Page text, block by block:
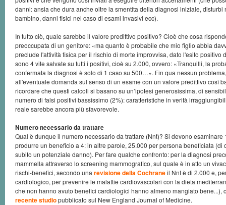
danni: ansia che dura anche oltre la smentita della diagnosi iniziale, disturbi
bambino, danni fisici nel caso di esami invasivi ecc).
In tutto ciò, quale sarebbe il valore predittivo positivo? Cioè che cosa
preoccupata di un genitore: «ma quanto è probabile che mio figlio abbia
preclude l'attività fisica per il rischio di morte improvvisa, dato l'esito positivo
sono 4 vite salvate su tutti i positivi, cioè su 2.000, ovvero: «Tranquilli, la
confermata la diagnosi è solo di 1 caso su 500…». Fin qua nessun
all'eventuale domanda sul senso di un esame con un valore predittivo così
ricordare che questi calcoli si basano su un’ipotesi generosissima, di
numero di falsi positivi bassissimo (2%): caratteristiche in verità
reale sarebbe ancora più sfavorevole.
Numero necessario da trattare
Qual è dunque il numero necessario da trattare (Nnt)? Si devono esaminare
produrre un beneficio a 4: in altre parole, 25.000 per persona beneficiata (di
subito un potenziale danno). Per fare qualche confronto: per la diagnosi
mammella attraverso lo screening mammografico, sul quale è in atto un
rischi-benefici, secondo una revisione della Cochraneil Nnt è di 2.000 e,
cardiologico, per prevenire le malattie cardiovascolari con la dieta
che non hanno avuto benefici cardiologici hanno almeno mangiato bene...),
recente studiopubblicato sul New England Journal of Medicine.